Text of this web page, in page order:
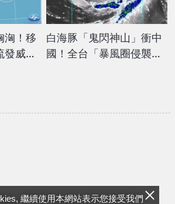
繼續使用本網站表示您接受我們
洶！移
發威
白海豚「鬼閃神山」衝中
國！全台「暴風圈侵襲